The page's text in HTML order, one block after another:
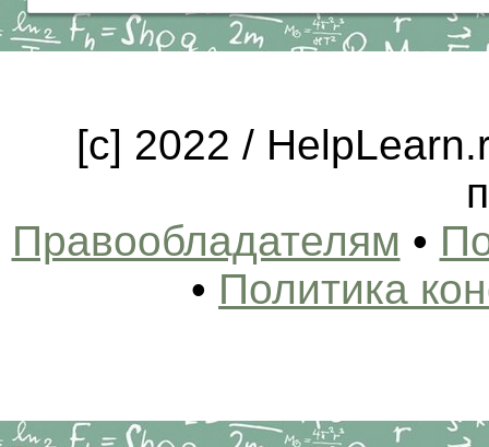
[c] 2022 /
Правообладателям •
• Политика